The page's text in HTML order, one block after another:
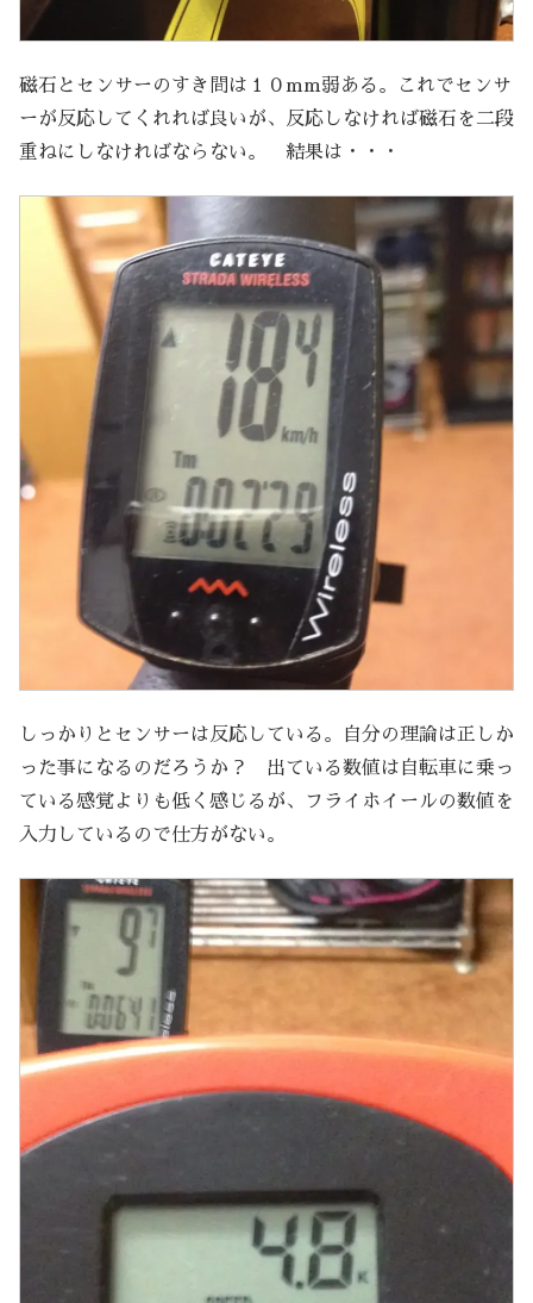
磁石とセンサーのすき間は１０mm弱ある。これでセンサ
ーが反応してくれれば良いが、反応しなければ磁石を二段
重ねにしなければならない。 結果は・・・
しっかりとセンサーは反応している。自分の理論は正しか
った事になるのだろうか？ 出ている数値は自転車に乗っ
ている感覚よりも低く感じるが、フライホイールの数値を
入力しているので仕方がない。